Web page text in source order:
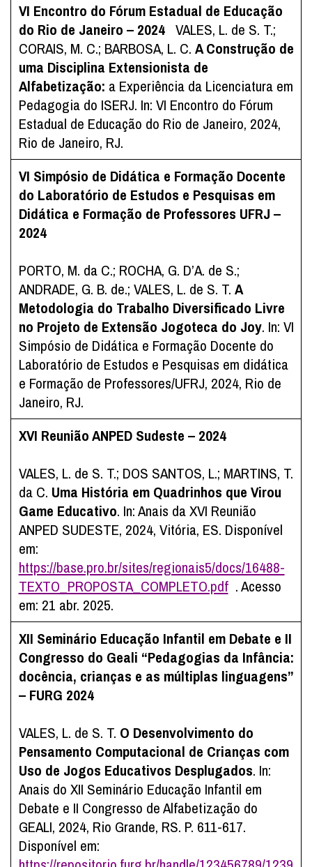
VI Encontro do Fórum Estadual de Educação
do Rio de Janeiro – 2024VALES, L. de S. T.;
CORAIS, M. C.; BARBOSA, L. C. A Construção de
uma Disciplina Extensionista de
Alfabetização: a Experiência da Licenciatura em
Pedagogia do ISERJ. In: VI Encontro do Fórum
Estadual de Educação do Rio de Janeiro, 2024,
Rio de Janeiro, RJ.
VI Simpósio de Didática e Formação Docente
do Laboratório de Estudos e Pesquisas em
Didática e Formação de Professores UFRJ –
2024
PORTO, M. da C.; ROCHA, G. D’A. de S.;
ANDRADE, G. B. de.; VALES, L. de S. T. A
Metodologia do Trabalho Diversificado Livre
no Projeto de Extensão Jogoteca do Joy. In: VI
Simpósio de Didática e Formação Docente do
Laboratório de Estudos e Pesquisas em didática
e Formação de Professores/UFRJ, 2024, Rio de
Janeiro, RJ.
XVI Reunião ANPED Sudeste – 2024
VALES, L. de S. T.; DOS SANTOS, L.; MARTINS, T.
da C. Uma História em Quadrinhos que Virou
Game Educativo. In: Anais da XVI Reunião
ANPED SUDESTE, 2024, Vitória, ES. Disponível
em:
https://base.pro.br/sites/regionais5/docs/16488-
TEXTO_PROPOSTA_COMPLETO.pdf. Acesso
em: 21 abr. 2025.
XII Seminário Educação Infantil em Debate e II
Congresso do Geali “Pedagogias da Infância:
docência, crianças e as múltiplas linguagens”
– FURG 2024
VALES, L. de S. T. O Desenvolvimento do
Pensamento Computacional de Crianças com
Uso de Jogos Educativos Desplugados. In:
Anais do XII Seminário Educação Infantil em
Debate e II Congresso de Alfabetização do
GEALI, 2024, Rio Grande, RS. P. 611-617.
Disponível em: